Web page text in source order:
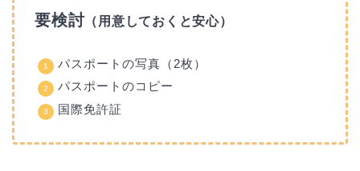
要検討（用意しておくと安心）
パスポートの写真（2枚）
パスポートのコピー
国際免許証